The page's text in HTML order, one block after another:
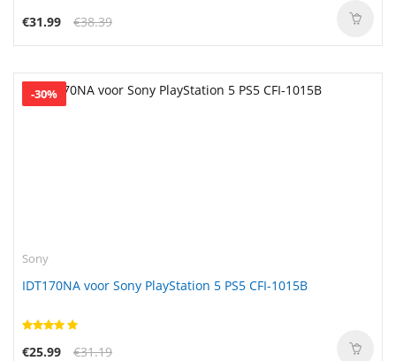
€31.99 €38.39
-30%
Sony
IDT170NA voor Sony PlayStation 5 PS5 CFI-1015B
€25.99 €31.19